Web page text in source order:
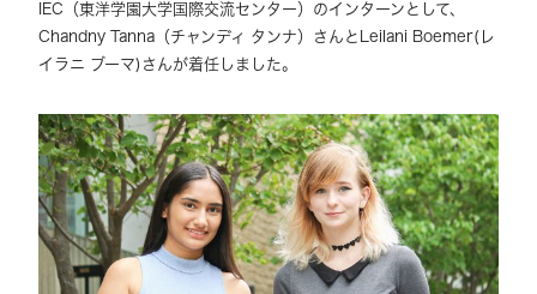
IEC（東洋学園大学国際交流センター）のインターンとして、
Chandny Tanna（チャンディ タンナ）さんとLeilani Boemer(レ
イラニ ブーマ)さんが着任しました。